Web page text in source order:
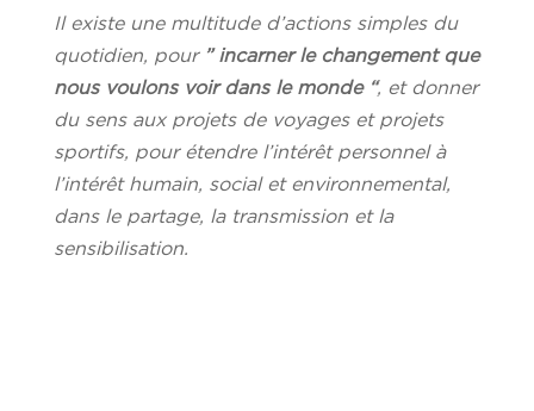
Il existe une multitude d’actions simples du
quotidien, pour ” incarner le changement que
nous voulons voir dans le monde “, et donner
du sens aux projets de voyages et projets
sportifs, pour étendre l’intérêt personnel à
l’intérêt humain, social et environnemental,
dans le partage, la transmission et la
sensibilisation.